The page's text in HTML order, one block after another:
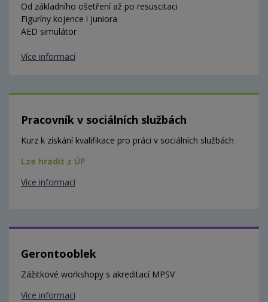
Od základního ošetření až po resuscitaci
Figuríny kojence i juniora
AED simulátor
Více informací
Pracovník v sociálních službách
Kurz k získání kvalifikace pro práci v sociálních službách
Lze hradit z ÚP
Více informací
Gerontooblek
Zážitkové workshopy s akreditací MPSV
Více informací